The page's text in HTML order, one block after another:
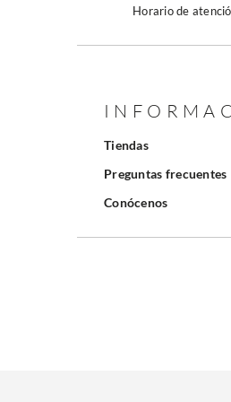
Horario de
Tiendas
Preguntas frecuentes
Conócenos